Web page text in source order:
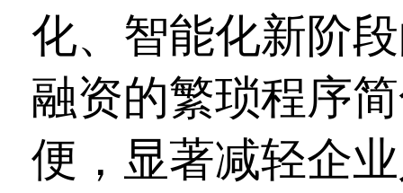
化、智能化新阶
融资的繁琐程序
便，显著减轻企